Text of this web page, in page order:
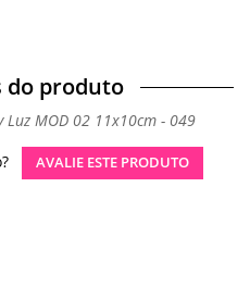
do produto
MOD 02 11x10cm - 049
AVALIE ESTE PRODUTO